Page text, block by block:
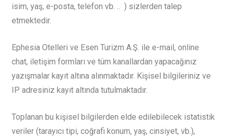
isim, yaş, e-posta, telefon vb. .. ) sizlerden talep
etmektedir.
Ephesia Otelleri ve Esen Turizm A.Ş. ile e-mail, online
chat, iletişim formları ve tüm kanallardan yapacağınız
yazışmalar kayıt altına alınmaktadır. Kişisel bilgileriniz ve
IP adresiniz kayıt altında tutulmaktadır.
Toplanan bu kişisel bilgilerden elde edilebilecek istatistik
veriler (tarayıcı tipi, coğrafi konum, yaş, cinsiyet, vb.),